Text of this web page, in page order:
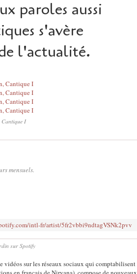
paroles aussi
s'avère
l'actualité.
I
mensuels.
intl-fr/artist/5fr2vbbi9ndtagVSNk2pvv
sur Spotify
vidéos sur les réseaux sociaux qui comptabilisent